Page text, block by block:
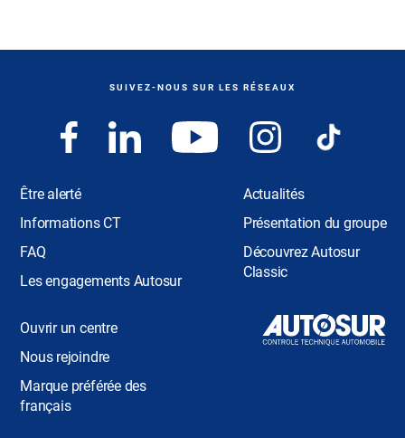
SUIVEZ-NOUS SUR LES RÉSEAUX
Être alerté
Informations CT
FAQ
Les engagements Autosur
Actualités
Présentation du groupe
Découvrez Autosur
Classic
Ouvrir un centre
Nous rejoindre
Marque préférée des
français